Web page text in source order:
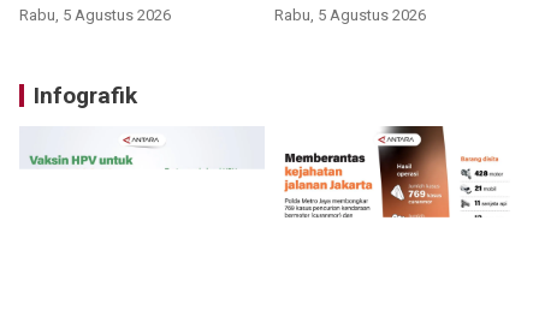
Rabu, 5 Agustus 2026 Rabu, 5 Agustus 2026
Infografik